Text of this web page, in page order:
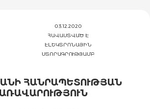
03.12.2020
ՀԱՎԱՍՏՎԱԾ Է
ԷԼԵԿՏՐՈՆԱՅԻՆ
ՍՏՈՐԱԳՐՈՒԹՅԱՄԲ
ՀԱՆՐԱՊԵՏՈՒԹՅԱՆ